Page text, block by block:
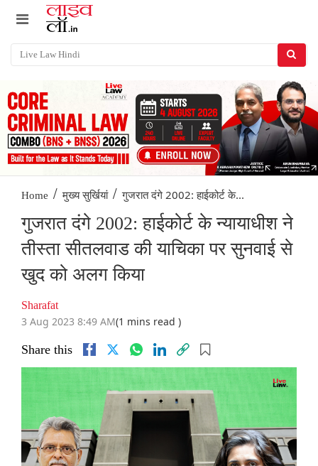
Home / मुख्य सुर्खियां / गुजरात दंगे 2002: हाईकोर्ट के...
गुजरात दंगे 2002: हाईकोर्ट के न्यायाधीश ने
तीस्ता सीतलवाड की याचिका पर सुनवाई से
खुद को अलग किया
Sharafat
3 Aug 2023 8:49 AM(1 mins read )
Share this